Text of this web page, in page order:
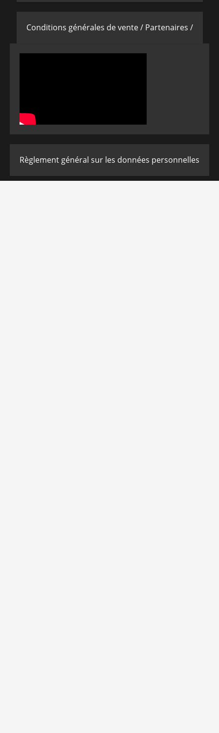
Conditions générales de vente / Partenaires /
Règlement général sur les données personnelles